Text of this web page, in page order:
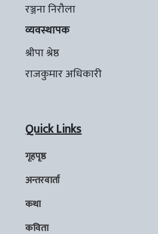
रञ्जना निरौला
व्यवस्थापक
श्रीपा श्रेष्ठ
राजकुमार अधिकारी
Quick Links
गृहपृष्ठ
अन्तरवार्ता
कथा
कविता